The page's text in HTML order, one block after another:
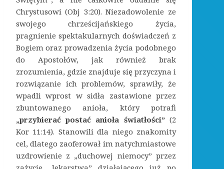
Chrystusowi (Obj 3:20). Niezadowolenie ze
swojego chrześcijańskiego życia,
pragnienie spektakularnych doświadczeń z
Bogiem oraz prowadzenia życia podobnego
do Apostołów, jak również brak
zrozumienia, gdzie znajduje się przyczyna i
rozwiązanie ich problemów, sprawiły, że
wpadli wprost w sidła zastawione przez
zbuntowanego anioła, który potrafi
„przybierać postać anioła światłości”(2
Kor 11:14). Stanowili dla niego znakomity
cel, dlatego zaoferował im natychmiastowe
uzdrowienie z „duchowej niemocy” przez